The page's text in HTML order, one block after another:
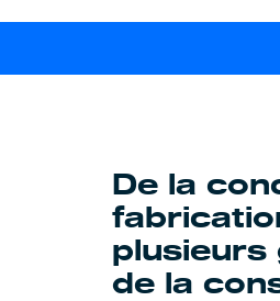
De la
plusieurs
de la